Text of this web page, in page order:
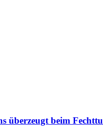
überzeugt beim